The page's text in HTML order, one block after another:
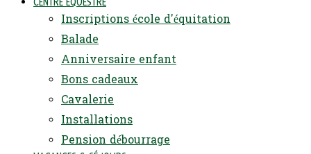
Inscriptions école d'équitation
Balade
Anniversaire enfant
Bons cadeaux
Cavalerie
Installations
Pension débourrage